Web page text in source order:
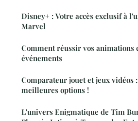
Disney+ : Votre accès exclusif à
Marvel
Comment réussir vos animations
événements
Comparateur jouet et jeux vidéos
meilleures options !
L'univers Enigmatique de Tim